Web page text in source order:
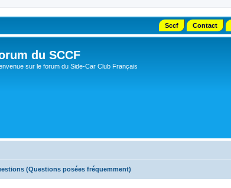
Sccf Contact
du SCCF
sur le forum du Side-Car Club Français
(Questions posées fréquemment)